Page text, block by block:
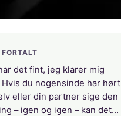
det fint, jeg klarer mig
Hvis du nogensinde har hørt
eller din partner sige den
– igen og igen – kan det…